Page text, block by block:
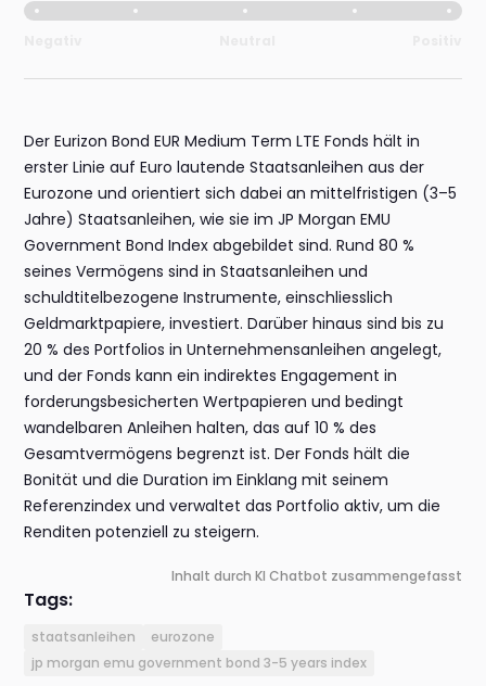
Der Eurizon Bond EUR Medium Term LTE Fonds hält in
erster Linie auf Euro lautende Staatsanleihen aus der
Eurozone und orientiert sich dabei an mittelfristigen (3–5
Jahre) Staatsanleihen, wie sie im JP Morgan EMU
Government Bond Index abgebildet sind. Rund 80 %
seines Vermögens sind in Staatsanleihen und
schuldtitelbezogene Instrumente, einschliesslich
Geldmarktpapiere, investiert. Darüber hinaus sind bis zu
20 % des Portfolios in Unternehmensanleihen angelegt,
und der Fonds kann ein indirektes Engagement in
forderungsbesicherten Wertpapieren und bedingt
wandelbaren Anleihen halten, das auf 10 % des
Gesamtvermögens begrenzt ist. Der Fonds hält die
Bonität und die Duration im Einklang mit seinem
Referenzindex und verwaltet das Portfolio aktiv, um die
Renditen potenziell zu steigern.
Inhalt durch KI Chatbot zusammengefasst
Tags:
staatsanleihen
eurozone
jp morgan emu government bond 3-5 years index